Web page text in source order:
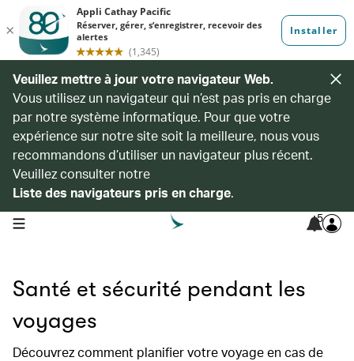
Veuillez mettre à jour votre navigateur Web.
Vous utilisez un navigateur qui n’est pas pris en charge
par notre système informatique. Pour que votre
expérience sur notre site soit la meilleure, nous vous
recommandons d’utiliser un navigateur plus récent.
Veuillez consulter notre
Liste des navigateurs pris en charge.
open navigation menu 5
Santé et sécurité pendant les
voyages
Découvrez comment planifier votre voyage en cas de